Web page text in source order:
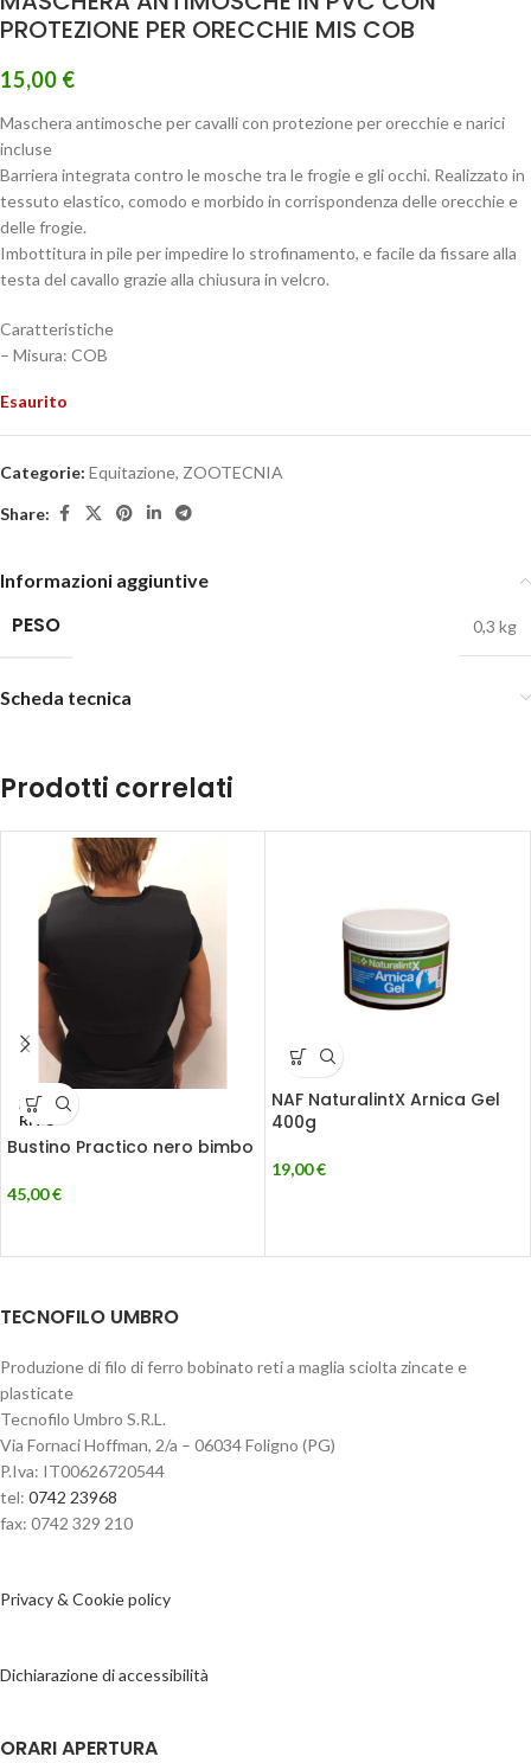
PROTEZIONE PER ORECCHIE MIS COB
15,00 €
Maschera antimosche per cavalli con protezione per orecchie e narici
incluse
Barriera integrata contro le mosche tra le frogie e gli occhi. Realizzato in
tessuto elastico, comodo e morbido in corrispondenza delle orecchie e
delle frogie.
Imbottitura in pile per impedire lo strofinamento, e facile da fissare alla
testa del cavallo grazie alla chiusura in velcro.
Caratteristiche
– Misura: COB
Esaurito
Categorie: Equitazione, ZOOTECNIA
Share:
Informazioni aggiuntive
PESO 0,3 kg
Scheda tecnica
Prodotti correlati
ESAU
RITO
Bustino Practico nero bimbo
45,00€
NAF NaturalintX Arnica Gel
400g
19,00€
TECNOFILO UMBRO
Produzione di filo di ferro bobinato reti a maglia sciolta zincate e
plasticate
Tecnofilo Umbro S.R.L.
Via Fornaci Hoffman, 2/a – 06034 Foligno (PG)
P.Iva: IT00626720544
tel: 0742 23968
fax: 0742 329 210
Privacy & Cookie policy
Dichiarazione di accessibilità
ORARI APERTURA